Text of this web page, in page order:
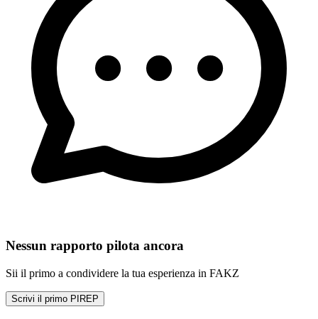
Nessun rapporto pilota ancora
Sii il primo a condividere la tua esperienza in FAKZ
Scrivi il primo PIREP